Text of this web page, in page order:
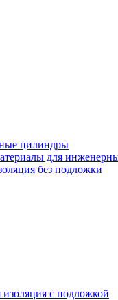
цилиндры
для
без подложки
с подложкой